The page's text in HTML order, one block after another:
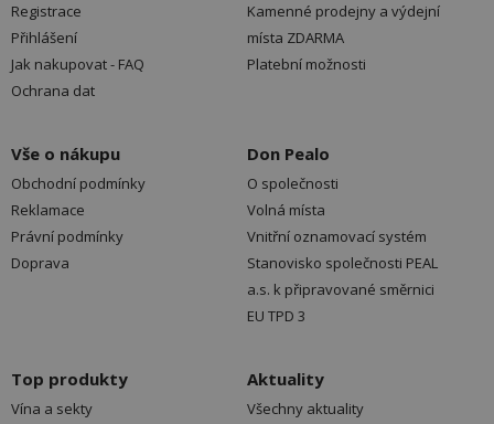
Registrace
Přihlášení
Jak nakupovat - FAQ
Ochrana dat
Kamenné prodejny a výdejní
místa ZDARMA
Platební možnosti
Vše o nákupu
Obchodní podmínky
Reklamace
Právní podmínky
Doprava
Don Pealo
O společnosti
Volná místa
Vnitřní oznamovací systém
Stanovisko společnosti PEAL
a.s. k připravované směrnici
EU TPD 3
Top produkty
Vína a sekty
Aktuality
Všechny aktuality